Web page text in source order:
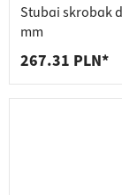
Stubai skrobak
mm
267.31 PLN*